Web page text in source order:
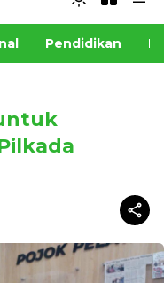
Pendidikan